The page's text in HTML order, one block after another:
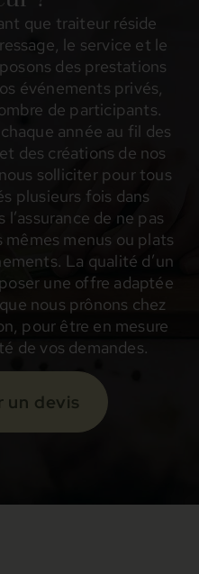
que traiteur réside
le service et le
des prestations
événements privés,
de participants.
année au fil des
des créations de nos
solliciter pour tous
plusieurs fois dans
l’assurance de ne pas
menus ou plats
La qualité d’un
une offre adaptée
nous prônons chez
pour être en mesure
de vos demandes.
un devis